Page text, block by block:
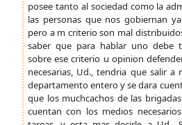
posee tanto al sociedad como la
las personas que nos gobiernan
pero a m criterio son mal
saber que para hablar uno debe
sobre ese criterio u opinion
necesarias, Ud., tendria que salir a
departamento entero y se dara
que los muchcachos de las
cuentan con los medios